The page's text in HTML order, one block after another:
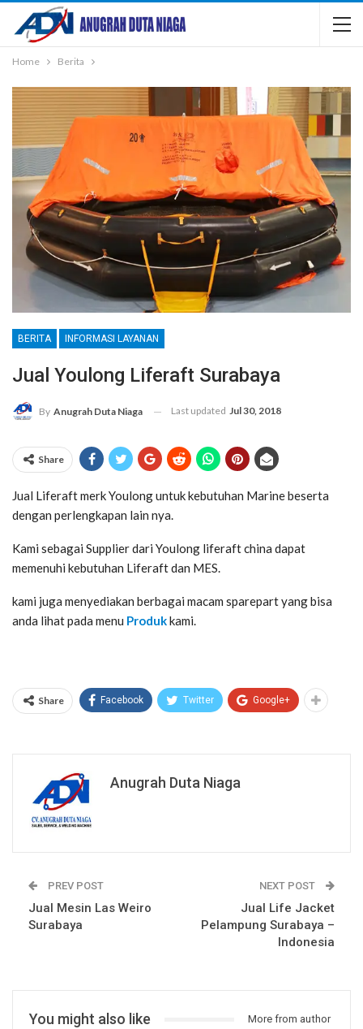
Home Berita
BERITA INFORMASI LAYANAN
Jual Youlong Liferaft Surabaya
By Anugrah Duta Niaga Last updated Jul 30, 2018
Share
Jual Liferaft merk Youlong untuk kebutuhan Marine beserta
dengan perlengkapan lain nya.
Kami sebagai Supplier dari Youlong liferaft china dapat
memenuhi kebutuhan Liferaft dan MES.
kami juga menyediakan berbagai macam sparepart yang bisa
anda lihat pada menu Produkkami.
Share Facebook Twitter Google+
Anugrah Duta Niaga
PREV POST
Jual Mesin Las Weiro
Surabaya
NEXT POST
Jual Life Jacket
Pelampung Surabaya –
Indonesia
You might also like More from author